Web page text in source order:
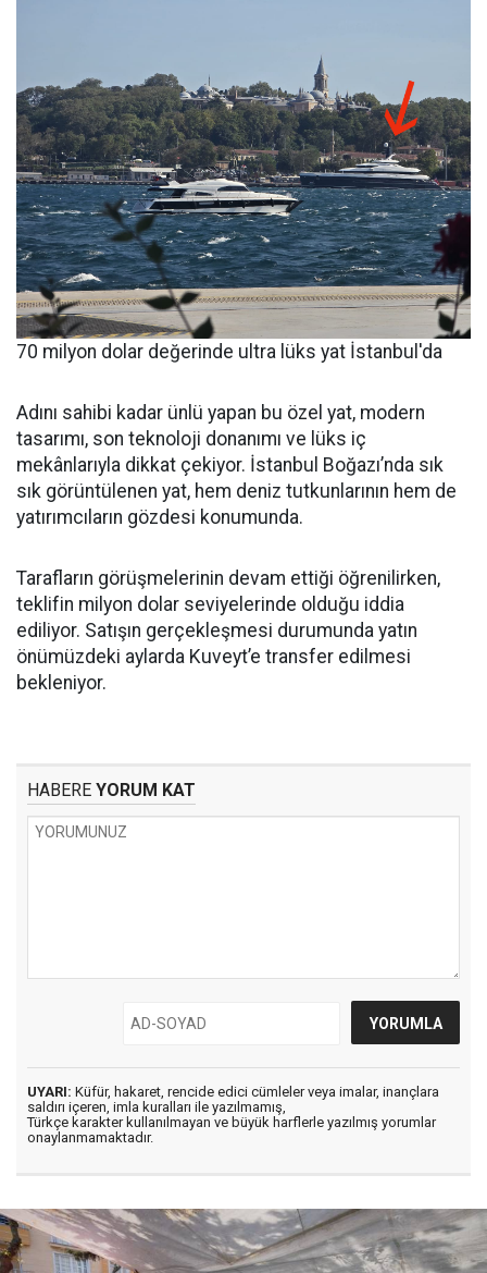
70 milyon dolar değerinde ultra lüks yat İstanbul'da
Adını sahibi kadar ünlü yapan bu özel yat, modern
tasarımı, son teknoloji donanımı ve lüks iç
mekânlarıyla dikkat çekiyor. İstanbul Boğazı’nda sık
sık görüntülenen yat, hem deniz tutkunlarının hem de
yatırımcıların gözdesi konumunda.
Tarafların görüşmelerinin devam ettiği öğrenilirken,
teklifin milyon dolar seviyelerinde olduğu iddia
ediliyor. Satışın gerçekleşmesi durumunda yatın
önümüzdeki aylarda Kuveyt’e transfer edilmesi
bekleniyor.
HABERE YORUM KAT
UYARI: Küfür, hakaret, rencide edici cümleler veya imalar, inançlara
saldırı içeren, imla kuralları ile yazılmamış,
Türkçe karakter kullanılmayan ve büyük harflerle yazılmış yorumlar
onaylanmamaktadır.